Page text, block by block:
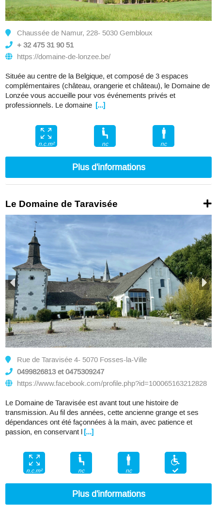
Chaussée de Namur, 228- 5030 Gembloux
+ 32 475 31 90 51
https://domaine-de-lonzee.be/
Située au centre de la Belgique, et composé de 3 espaces
complémentaires (château, orangerie et château), le Domaine de
Lonzée vous accueille pour vos événements privés et
professionnels. Le domaine [...]
n.c.m² nc nc
Plus d'informations
Le Domaine de Taravisée
Rue de Taravisée 4- 5070 Fosses-la-Ville
0499826813 et 0475309247
https://www.facebook.com/profile.php?id=100065163212828
Le Domaine de Taravisée est avant tout une histoire de
transmission. Au fil des années, cette ancienne grange et ses
dépendances ont été façonnées à la main, avec patience et
passion, en conservant l [...]
n.c.m² nc nc
Plus d'informations